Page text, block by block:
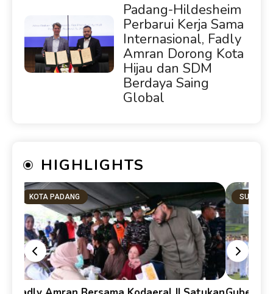
Padang-Hildesheim
Perbarui Kerja Sama
Internasional, Fadly
Amran Dorong Kota
Hijau dan SDM
Berdaya Saing
Global
HIGHLIGHTS
KOTA PADANG SUMBAR